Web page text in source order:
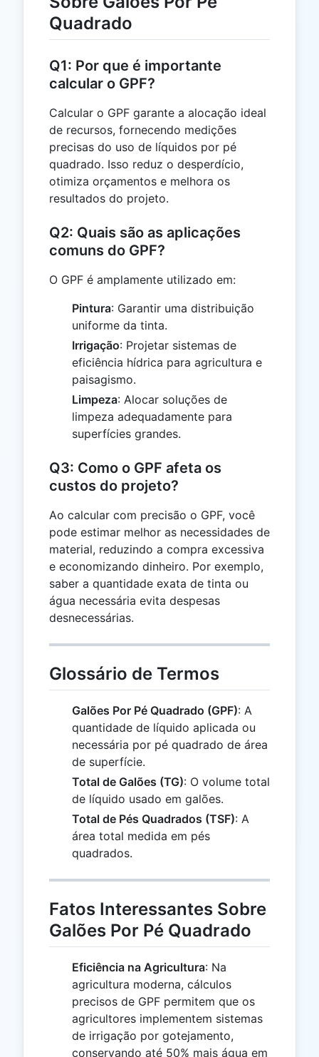
Quadrado
Q1: Por que é importante
calcular o GPF?
Calcular o GPF garante a alocação ideal
de recursos, fornecendo medições
precisas do uso de líquidos por pé
quadrado. Isso reduz o desperdício,
otimiza orçamentos e melhora os
resultados do projeto.
Q2: Quais são as aplicações
comuns do GPF?
O GPF é amplamente utilizado em:
Pintura: Garantir uma distribuição
uniforme da tinta.
Irrigação: Projetar sistemas de
eficiência hídrica para agricultura e
paisagismo.
Limpeza: Alocar soluções de
limpeza adequadamente para
superfícies grandes.
Q3: Como o GPF afeta os
custos do projeto?
Ao calcular com precisão o GPF, você
pode estimar melhor as necessidades de
material, reduzindo a compra excessiva
e economizando dinheiro. Por exemplo,
saber a quantidade exata de tinta ou
água necessária evita despesas
desnecessárias.
Glossário de Termos
Galões Por Pé Quadrado (GPF): A
quantidade de líquido aplicada ou
necessária por pé quadrado de área
de superfície.
Total de Galões (TG): O volume total
de líquido usado em galões.
Total de Pés Quadrados (TSF): A
área total medida em pés
quadrados.
Fatos Interessantes Sobre
Galões Por Pé Quadrado
Eficiência na Agricultura: Na
agricultura moderna, cálculos
precisos de GPF permitem que os
agricultores implementem sistemas
de irrigação por gotejamento,
conservando até 50% mais água em